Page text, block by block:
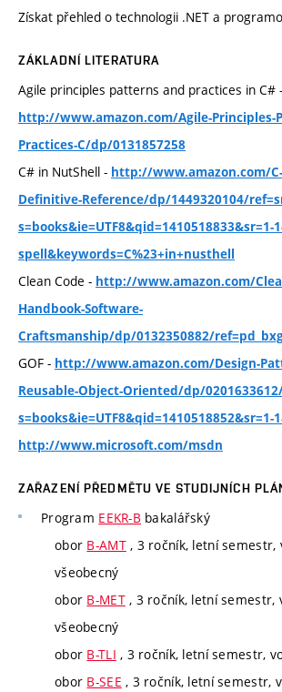
Získat přehled o technologii .NET a
ZÁKLADNÍ LITERATURA
Agile principles patterns and practices in C# -
http://www.amazon.com/Agile-Principles-
Practices-C/dp/0131857258
C# in NutShell - http://www.amazon.com/
Definitive-Reference/dp/1449320104/
s=books&ie=UTF8&qid=1410518833&sr=1-
spell&keywords=C%23+in+nusthell
Clean Code - http://www.amazon.com/
Handbook-Software-
Craftsmanship/dp/0132350882/
GOF - http://www.amazon.com/Design-
Reusable-Object-Oriented/dp/
s=books&ie=UTF8&qid=1410518852&sr=1-
http://www.microsoft.com/msdn
ZAŘAZENÍ PŘEDMĚTU VE STUDIJNÍCH
Program EEKR-B bakalářský
obor B-AMT, 3 ročník, letní semestr,
všeobecný
obor B-MET, 3 ročník, letní semestr,
všeobecný
obor B-TLI , 3 ročník, letní semestr,
obor B-SEE , 3 ročník, letní semestr,